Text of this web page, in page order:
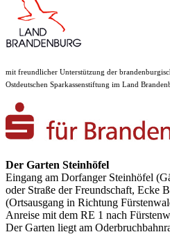
mit freundlicher Unterstützung der
Ostdeutschen Sparkassenstiftung im Land
Der Garten Steinhöfel
Eingang am Dorfanger Steinhöfel
oder Straße der Freundschaft, Ecke
(Ortsausgang in Richtung
Anreise mit dem RE 1 nach
Der Garten liegt am